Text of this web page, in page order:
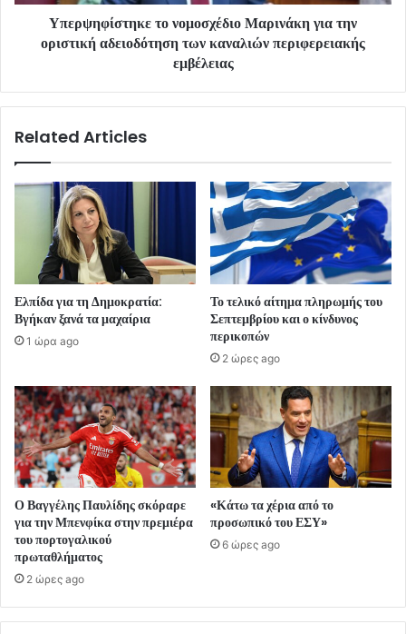
Υπερψηφίστηκε το νομοσχέδιο Μαρινάκη για την
οριστική αδειοδότηση των καναλιών περιφερειακής
εμβέλειας
Related Articles
Ελπίδα για τη Δημοκρατία:
Βγήκαν ξανά τα μαχαίρια
1 ώρα ago
Το τελικό αίτημα πληρωμής του
Σεπτεμβρίου και ο κίνδυνος
περικοπών
2 ώρες ago
Ο Βαγγέλης Παυλίδης σκόραρε
για την Μπενφίκα στην πρεμιέρα
του πορτογαλικού
πρωταθλήματος
2 ώρες ago
«Κάτω τα χέρια από το
προσωπικό του ΕΣΥ»
6 ώρες ago